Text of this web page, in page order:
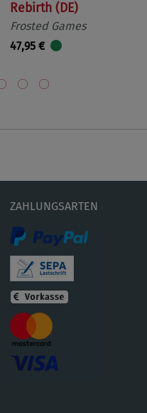
Rebirth (DE)
Frosted Games
47,95 €
ZAHLUNGSARTEN